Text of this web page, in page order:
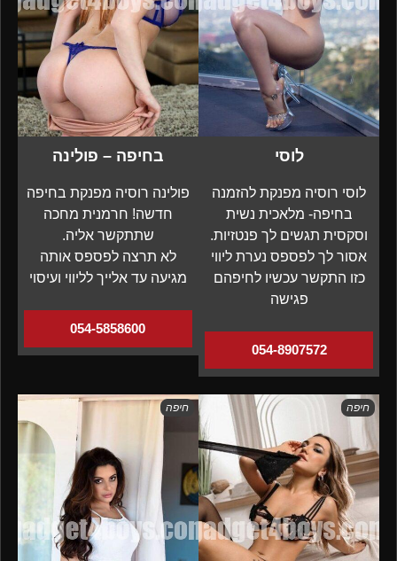
לוסי
לוסי רוסיה מפנקת להזמנה
בחיפה- מלאכית נשית
וסקסית תגשים לך פנטזיות.
אסור לך לפספס נערת ליווי
כזו התקשר עכשיו לחיפהם
פגישה
054-8907572
בחיפה – פולינה
פולינה רוסיה מפנקת בחיפה
חדשה! חרמנית מחכה
שתתקשר אליה.
לא תרצה לפספס אותה
מגיעה עד אלייך לליווי ועיסוי
054-5858600
חיפה חיפה